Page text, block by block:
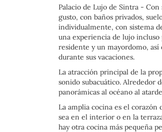
Palacio de Lujo de Sintra - Con
gusto, con baños privados,
individualmente, con sistema
una experiencia de lujo incluso
residente y un mayordomo, así
durante sus vacaciones.
La atracción principal de la
sonido subacuático. Alrededor
panorámicas al océano al
La amplia cocina es el corazón
sea en el interior o en la
hay otra cocina más pequeña